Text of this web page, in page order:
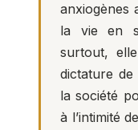
anxiogènes
la vie en
surtout,
dictature
la société
à l’intimité